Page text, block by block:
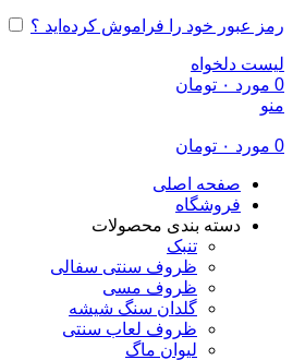
رمز عبور خود را فراموش کرده‌اید ؟
لیست دلخواه
0 مورد ۰ تومان
منو
0 مورد ۰ تومان
صفحه اصلی
فروشگاه
دسته بندی محصولات
تنبک
ظروف سنتی سفالی
ظروف مسی
گلدان سنگ شیشه
ظروف لعاب سنتی
لیوان ماگ